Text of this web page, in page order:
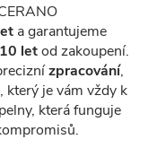
a garantujeme
letod zakoupení.
zpracování,
, který je vám vždy k
která funguje